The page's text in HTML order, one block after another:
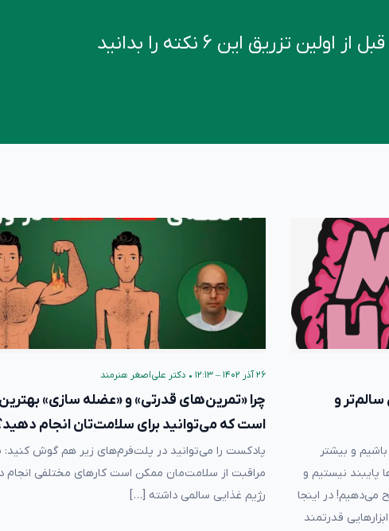
تزریق این ۶ نکته را بدانید
و
و بیشتر
پایبند نیستیم و
می‌دهیم! در اینجا
قدرتمند
۲۶ آذر ۱۴۰۲ – ۱۲:۱۳ • دکتر علی‌اصغر هنرمند
چرا «تمرین‌های قدرتی» و «عضله سازی»
است که می‌توانید برای سلامت‌تان انجام
پادکست را می‌توانید در پلت‌فرم‌های زیر هم گوش کنید:
مراقبت از سلامت‌مان ممکن است کارهای مختلفی انجام
رژیم غذایی سالمی داشته […]